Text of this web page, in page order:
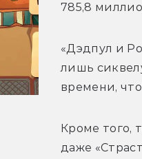
785,8
«Дэдпул и
лишь
времени,
Кроме того,
даже